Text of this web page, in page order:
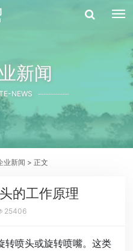
新闻
NEWS
业新闻 > 正文
的工作原理
25406
转喷头或旋转喷嘴。这类